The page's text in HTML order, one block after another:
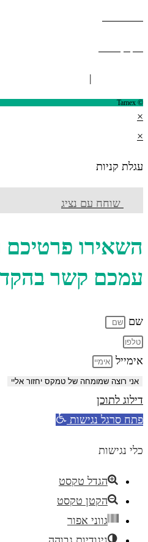
|
© Tamex
×
×
עגלת קניות
שוחח עם נציג
השאירו פרטיכם
עמכם קשר
שם
אימייל
אני רוצה שמומחה של טמקס יחזור אליי
דילוג לתוכן
פתח סרגל נגישות
כלי נגישות
הגדל טקסט
הקטן טקסט
גווני אפור